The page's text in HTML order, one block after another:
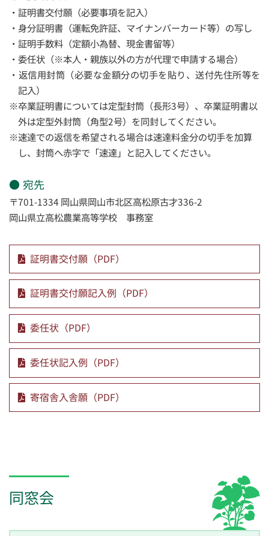
証明書交付願（必要事項を記入）
身分証明書（運転免許証、マイナンバーカード等）の写し
証明手数料（定額小為替、現金書留等）
委任状（※本人・親族以外の方が代理で申請する場合）
返信用封筒（必要な金額分の切手を貼り、送付先住所等を
記入）
※卒業証明書については定型封筒（長形3号）、卒業証明書以
外は定型外封筒（角型2号）を同封してください。
※速達での返信を希望される場合は速達料金分の切手を加算
し、封筒へ赤字で「速達」と記入してください。
宛先
〒701-1334 岡山県岡山市北区高松原古才336-2
岡山県立高松農業高等学校 事務室
証明書交付願（PDF）
証明書交付願記入例（PDF）
委任状（PDF）
委任状記入例（PDF）
寄宿舎入舎願（PDF）
同窓会